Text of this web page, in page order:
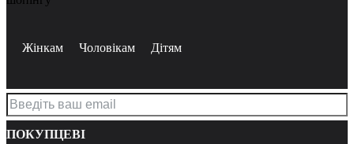
Жінкам Чоловікам Дітям
ПОКУПЦЕВІ